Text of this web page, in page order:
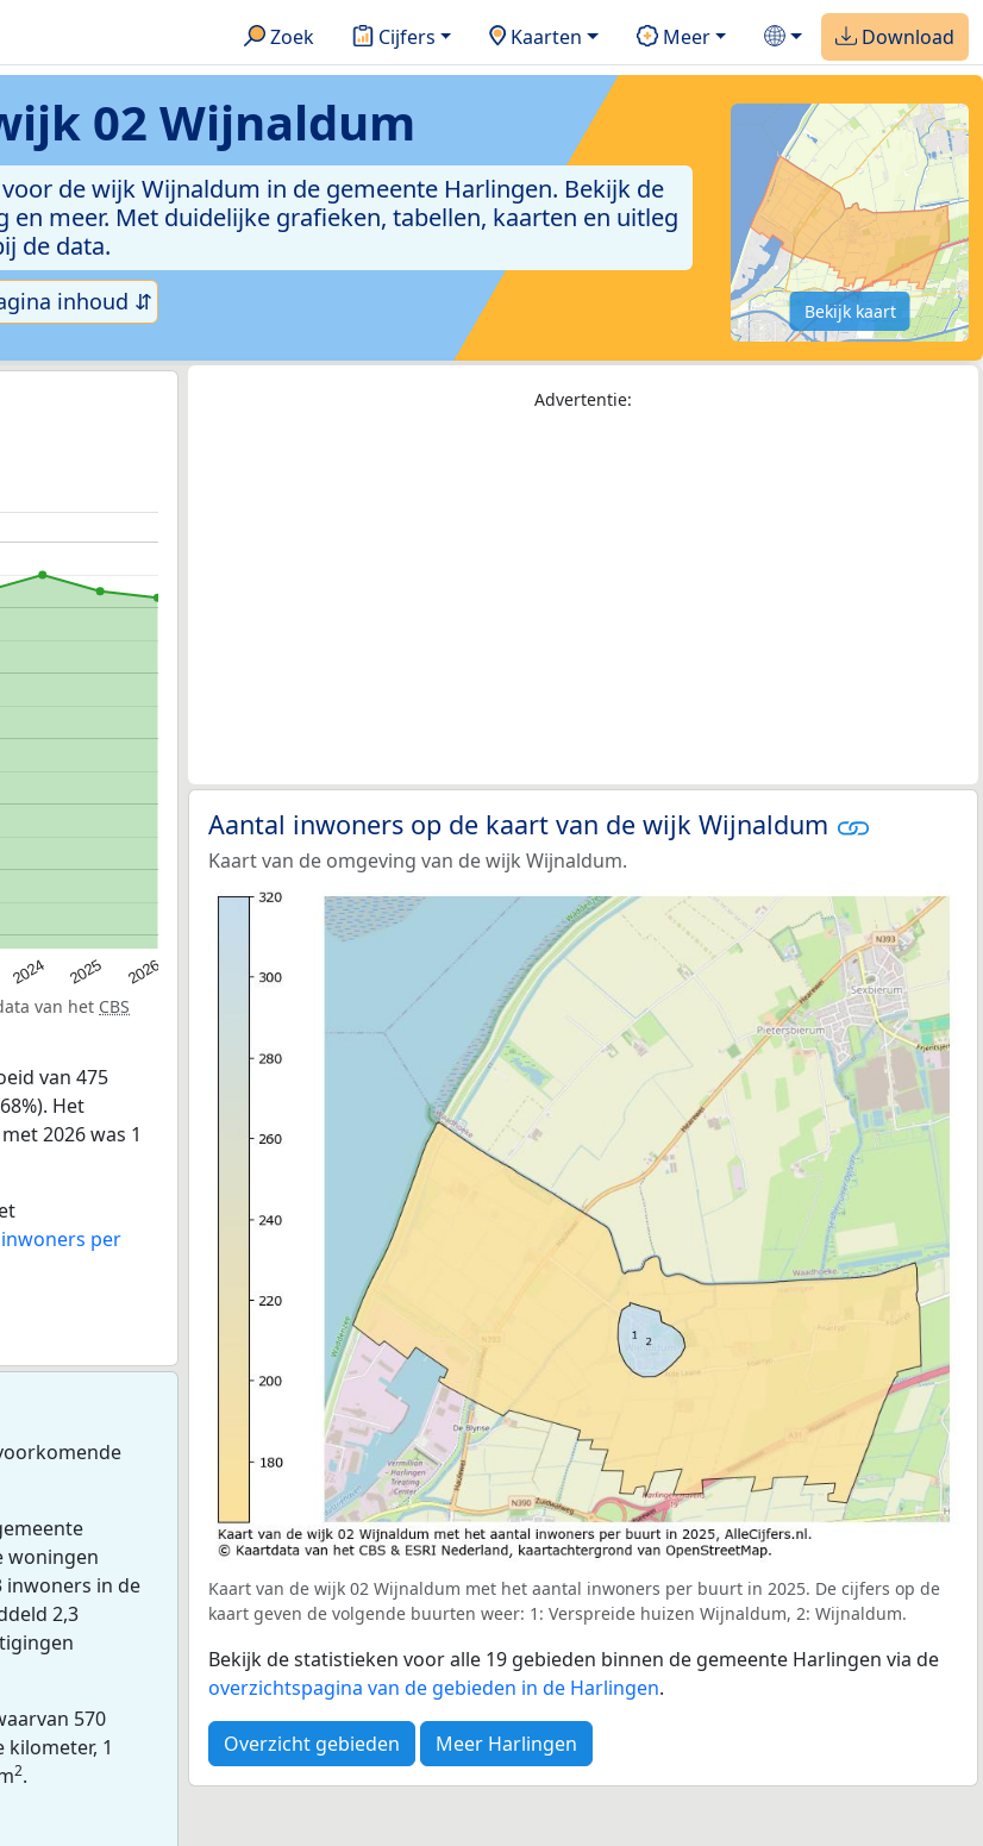
Zoek Cijfers Kaarten Meer Download
02 Wijnaldum
de wijk Wijnaldum in de gemeente Harlingen. Bekijk de
meer. Met duidelijke grafieken, tabellen, kaarten en uitleg
de data.
inhoud ⇵ Bekijk kaart
2024 2025 2026
van het CBS
van 475
Het
2026 was 1
per
woningen
inwoners in de
2,3
570
1
2.
Advertentie:
Aantal inwoners op de kaart van de wijk Wijnaldum
Kaart van de omgeving van de wijk Wijnaldum.
Kaart van de wijk 02 Wijnaldum met het aantal inwoners per buurt in 2025. De cijfers op de
kaart geven de volgende buurten weer: 1: Verspreide huizen Wijnaldum, 2: Wijnaldum.
Bekijk de statistieken voor alle 19 gebieden binnen de gemeente Harlingen via de
overzichtspagina van de gebieden in de Harlingen.
Overzicht gebieden Meer Harlingen